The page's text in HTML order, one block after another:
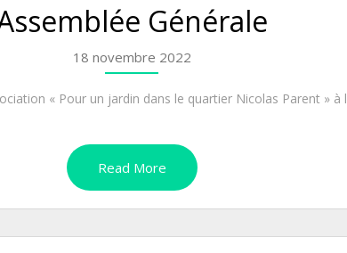
Générale
18 novembre 2022
« Pour un jardin dans le quartier Nicolas Parent »
Read More